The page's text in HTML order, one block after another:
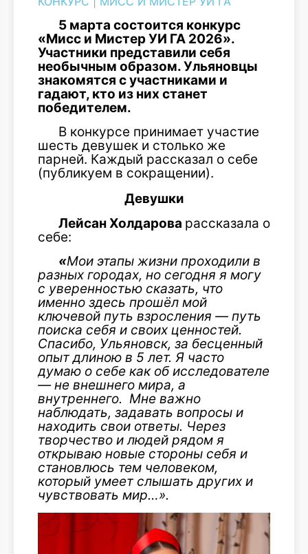
5 марта состоится конкурс
«Мисс и Мистер УИ ГА 2026».
Участники представили себя
необычным образом. Ульяновцы
знакомятся с участниками и
гадают, кто из них станет
победителем.
В конкурсе принимает участие
шесть девушек и столько же
парней. Каждый рассказал о себе
(публикуем в сокращении).
Девушки
Лейсан Холдарова рассказала о
себе:
«Мои этапы жизни проходили в
разных городах, но сегодня я могу
с уверенностью сказать, что
именно здесь прошёл мой
ключевой путь взросления — путь
поиска себя и своих ценностей.
Спасибо, Ульяновск, за бесценный
опыт длиною в 5 лет. Я часто
думаю о себе как об исследователе
— не внешнего мира, а
внутреннего. Мне важно
наблюдать, задавать вопросы и
находить свои ответы. Через
творчество и людей рядом я
открываю новые стороны себя и
становлюсь тем человеком,
который умеет слышать других и
чувствовать мир…».